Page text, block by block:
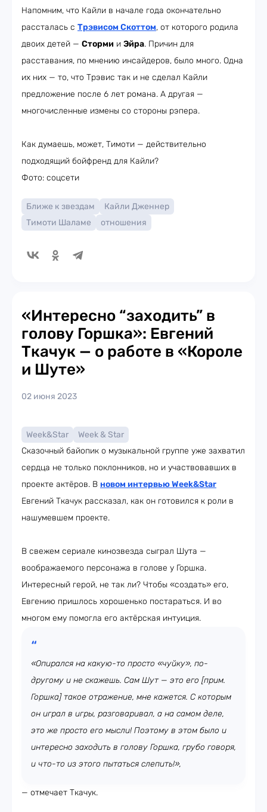
Напомним, что Кайли в начале года окончательно
рассталась с Трэвисом Скоттом, от которого родила
двоих детей — Сторми и Эйра. Причин для
расставания, по мнению инсайдеров, было много. Одна
их них — то, что Трэвис так и не сделал Кайли
предложение после 6 лет романа. А другая —
многочисленные измены со стороны рэпера.
Как думаешь, может, Тимоти — действительно
подходящий бойфренд для Кайли?
Фото: соцсети
Ближе к звездам
Кайли Дженнер
Тимоти Шаламе
отношения
«Интересно “заходить” в
голову Горшка»: Евгений
Ткачук — о работе в «Короле
и Шуте»
02 июня 2023
Week&Star
Week & Star
Сказочный байопик о музыкальной группе уже захватил
сердца не только поклонников, но и участвовавших в
проекте актёров. В новом интервью Week&Star
Евгений Ткачук рассказал, как он готовился к роли в
нашумевшем проекте.
В свежем сериале кинозвезда сыграл Шута —
воображаемого персонажа в голове у Горшка.
Интересный герой, не так ли? Чтобы «создать» его,
Евгению пришлось хорошенько постараться. И во
многом ему помогла его актёрская интуиция.
«Опирался на какую-то просто «чуйку», по-
другому и не скажешь. Сам Шут — это его [прим.
Горшка] такое отражение, мне кажется. С которым
он играл в игры, разговаривал, а на самом деле,
это же просто его мысли! Поэтому в этом было и
интересно заходить в голову Горшка, грубо говоря,
и что-то из этого пытаться слепить!»,
— отмечает Ткачук.